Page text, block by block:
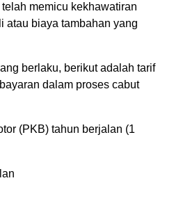
memicu kekhawatiran
atau biaya tambahan yang
berlaku, berikut adalah tarif
dalam proses cabut
(PKB) tahun berjalan (1